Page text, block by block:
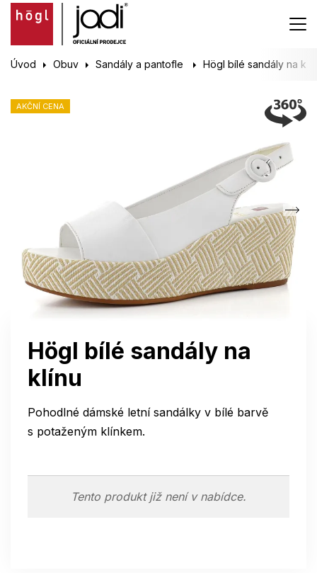
Úvod Obuv Sandály a pantofle Högl bílé sandály na
AKČNÍ CENA
Högl bílé sandály na
klínu
Pohodlné dámské letní sandálky v bílé barvě
s potaženým klínkem.
Tento produkt již není v nabídce.